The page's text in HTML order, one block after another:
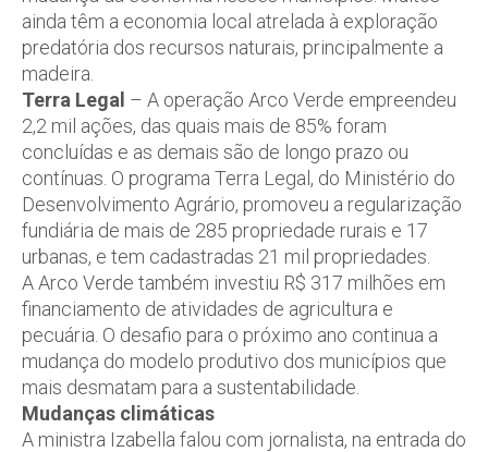
ainda têm a economia local atrelada à exploração
predatória dos recursos naturais, principalmente a
madeira.
Terra Legal – A operação Arco Verde empreendeu
2,2 mil ações, das quais mais de 85% foram
concluídas e as demais são de longo prazo ou
contínuas. O programa Terra Legal, do Ministério do
Desenvolvimento Agrário, promoveu a regularização
fundiária de mais de 285 propriedade rurais e 17
urbanas, e tem cadastradas 21 mil propriedades.
A Arco Verde também investiu R$ 317 milhões em
financiamento de atividades de agricultura e
pecuária. O desafio para o próximo ano continua a
mudança do modelo produtivo dos municípios que
mais desmatam para a sustentabilidade.
Mudanças climáticas
A ministra Izabella falou com jornalista, na entrada do